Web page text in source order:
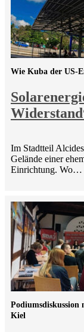
Wie Kuba der US-
Im Stadtteil
Gelände einer
Einrichtung. Wo…
Kiel